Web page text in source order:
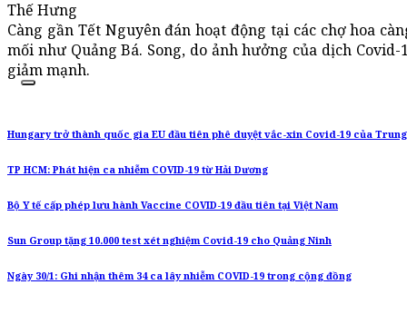
Thế Hưng
Càng gần Tết Nguyên đán hoạt động tại các chợ hoa
mối như Quảng Bá. Song, do ảnh hưởng của dịch
giảm mạnh.
Hungary trở thành quốc gia EU đầu tiên phê duyệt vắc-xin Covid-19 của
TP HCM: Phát hiện ca nhiễm COVID-19 từ Hải Dương
Bộ Y tế cấp phép lưu hành Vaccine COVID-19 đầu tiên tại Việt Nam
Sun Group tặng 10.000 test xét nghiệm Covid-19 cho Quảng Ninh
Ngày 30/1: Ghi nhận thêm 34 ca lây nhiễm COVID-19 trong cộng đồng